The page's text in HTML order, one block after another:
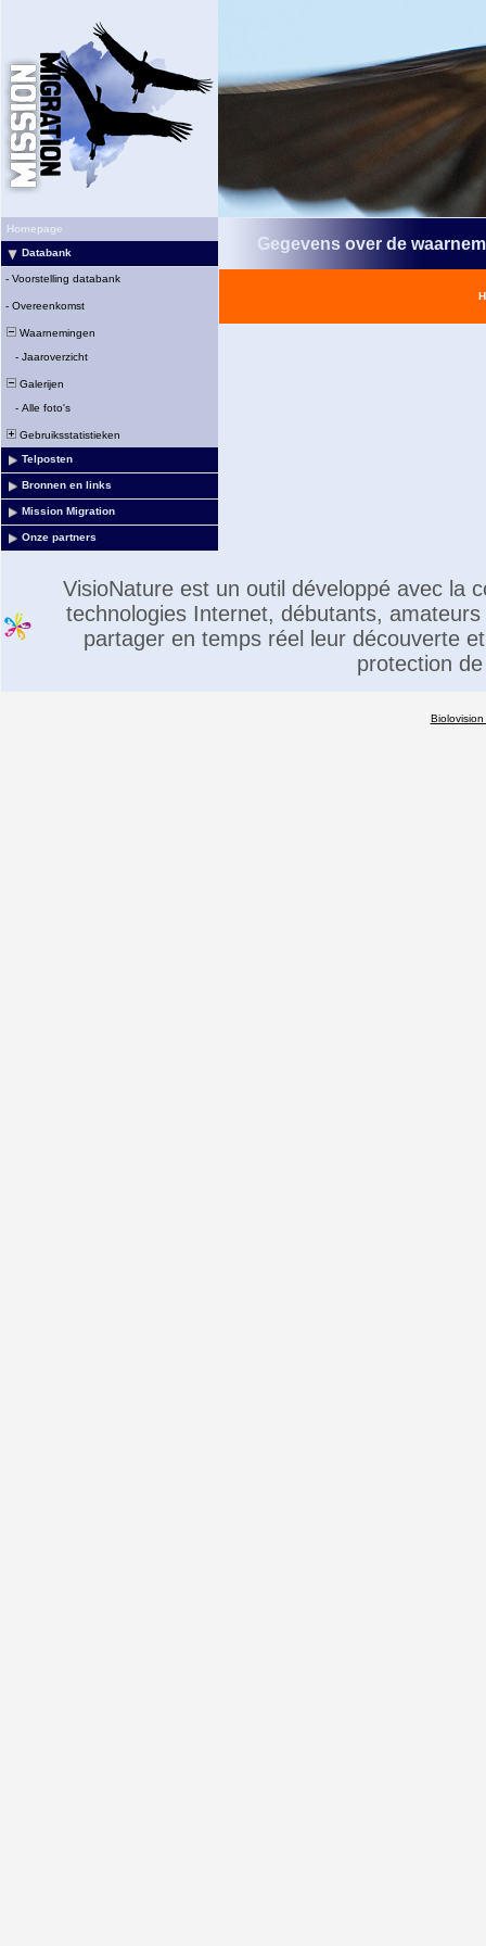
Homepage
Databank
- Voorstelling databank
- Overeenkomst
Waarnemingen
- Jaaroverzicht
Galerijen
- Alle foto's
Gebruiksstatistieken
Telposten
Bronnen en links
Mission Migration
Onze partners
Gegevens over de
VisioNature est un outil développé avec la
technologies Internet, débutants,
partager en temps réel leur découverte
protection
Biolovision